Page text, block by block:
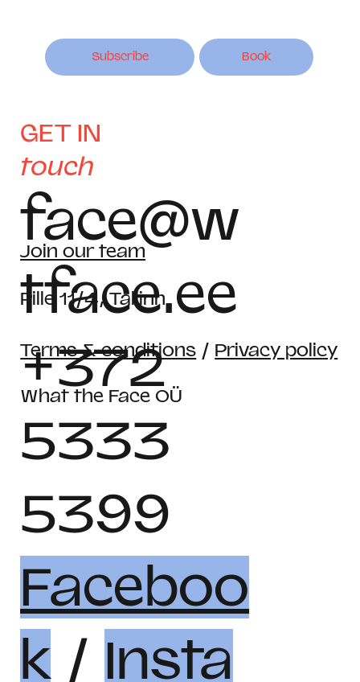
Pille 11/4, Tallinn
What the Face OÜ
Terms & conditions / Privacy policy
Join our team
Subscribe Book
GET IN
touch
face@w
tface.ee
+372
5333
5399
Faceboo
k / Insta